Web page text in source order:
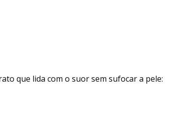
que lida com o suor sem sufocar a pele: